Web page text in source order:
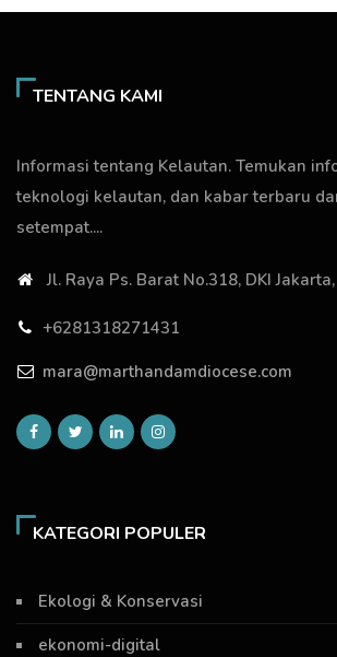
TENTANG KAMI
Informasi tentang Kelautan. Temukan
teknologi kelautan, dan kabar terbaru
setempat....
Jl. Raya Ps. Barat No.318, DKI
+6281318271431
mara@marthandamdiocese.com
KATEGORI POPULER
Ekologi & Konservasi
ekonomi-digital